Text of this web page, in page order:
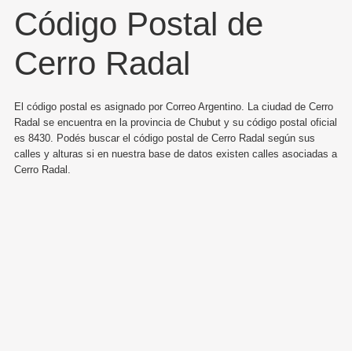
Código Postal de
Cerro Radal
El código postal es asignado por Correo Argentino. La ciudad de Cerro
Radal se encuentra en la provincia de Chubut y su código postal oficial
es 8430. Podés buscar el código postal de Cerro Radal según sus
calles y alturas si en nuestra base de datos existen calles asociadas a
Cerro Radal.